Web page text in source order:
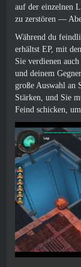
auf der einzelnen
zu zerstören —
Während du
erhältst EP, mit
Sie verdienen
und deinem
große Auswahl an
Stärken, und Sie
Feind schicken,